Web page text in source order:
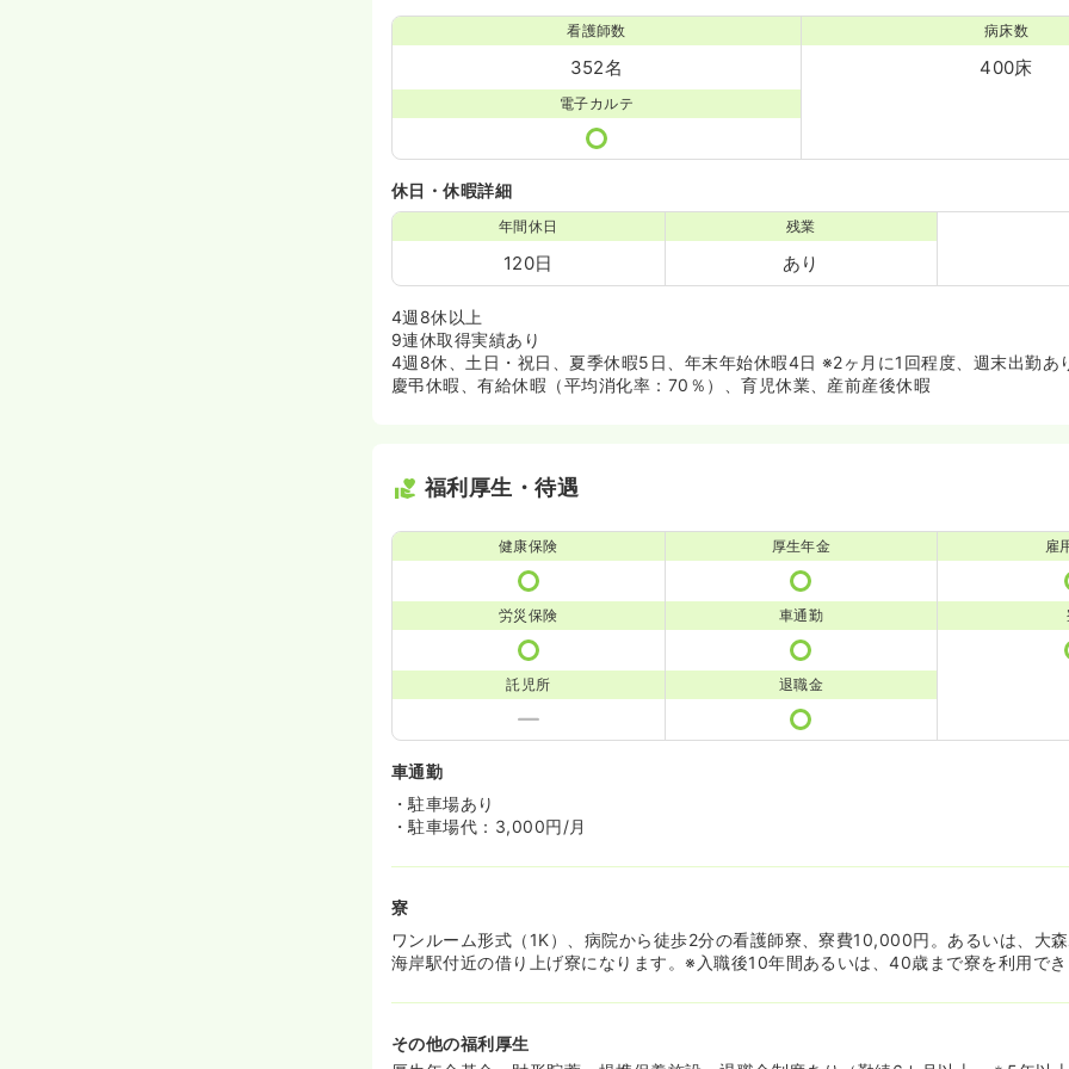
看護師数
352名
病床数
400床
電子カルテ
休日・休暇詳細
年間休日
120日
残業
あり
4週8休以上
9連休取得実績あり
4週8休、土日・祝日、夏季休暇5日、年末年始休暇4日 ※2ヶ月に1回程度、週末出勤あ
慶弔休暇、有給休暇（平均消化率：70％）、育児休業、産前産後休暇
福利厚生・待遇
健康保険 厚生年金 雇
労災保険 車通勤
託児所 退職金
車通勤
・駐車場あり
・駐車場代：3,000円/月
寮
ワンルーム形式（1K）、病院から徒歩2分の看護師寮、寮費10,000円。あるいは、大
海岸駅付近の借り上げ寮になります。※入職後10年間あるいは、40歳まで寮を利用で
その他の福利厚生